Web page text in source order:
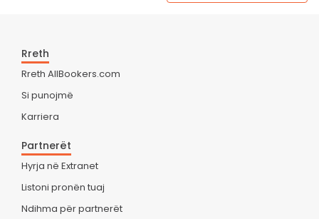
Rreth
Rreth AllBookers.com
Si punojmë
Karriera
Partnerët
Hyrja në Extranet
Listoni pronën tuaj
Ndihma për partnerët